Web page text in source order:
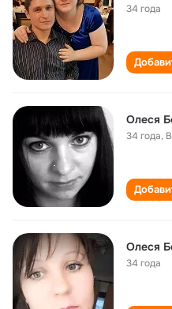
34 года
Олеся
34 года,
Олеся
34 года